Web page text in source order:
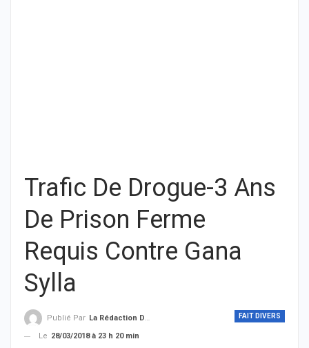
Trafic De Drogue-3 Ans
De Prison Ferme
Requis Contre Gana
Sylla
FAIT DIVERS
Publié Par La Rédaction De THIEYSENEGAL.com
Le 28/03/2018 à 23 h 20 min